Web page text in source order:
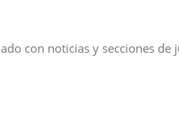
con noticias y secciones